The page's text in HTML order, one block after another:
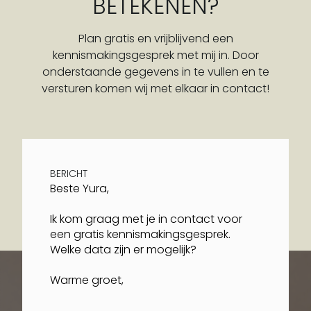
Plan gratis en vrijblijvend een
kennismakingsgesprek met mij in. Door
onderstaande gegevens in te vullen en te
versturen komen wij met elkaar in contact!
BERICHT